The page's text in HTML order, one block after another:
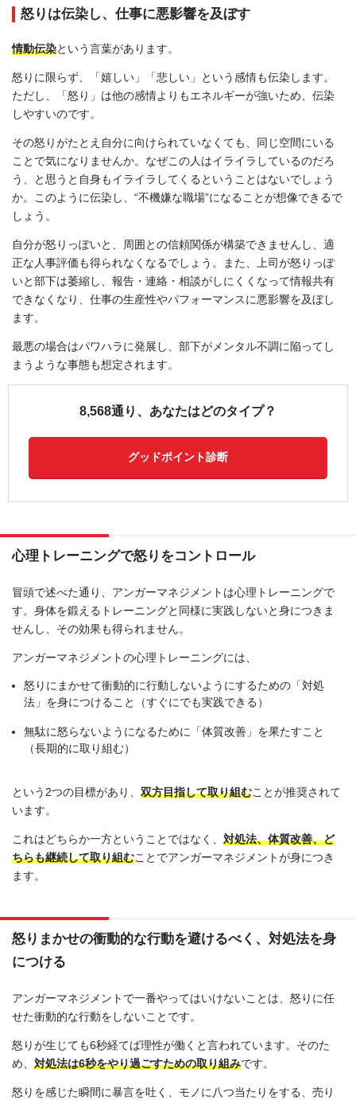
怒りは伝染し、仕事に悪影響を及ぼす
情動伝染という言葉があります。
怒りに限らず、「嬉しい」「悲しい」という感情も伝染します。
ただし、「怒り」は他の感情よりもエネルギーが強いため、伝染
しやすいのです。
その怒りがたとえ自分に向けられていなくても、同じ空間にいる
ことで気になりませんか。なぜこの人はイライラしているのだろ
う、と思うと自身もイライラしてくるということはないでしょう
か。このように伝染し、“不機嫌な職場”になることが想像できるで
しょう。
自分が怒りっぽいと、周囲との信頼関係が構築できませんし、適
正な人事評価も得られなくなるでしょう。また、上司が怒りっぽ
いと部下は萎縮し、報告・連絡・相談がしにくくなって情報共有
できなくなり、仕事の生産性やパフォーマンスに悪影響を及ぼし
ます。
最悪の場合はパワハラに発展し、部下がメンタル不調に陥ってし
まうような事態も想定されます。
8,568通り、あなたはどのタイプ？
グッドポイント診断
心理トレーニングで怒りをコントロール
冒頭で述べた通り、アンガーマネジメントは心理トレーニングで
す。身体を鍛えるトレーニングと同様に実践しないと身につきま
せんし、その効果も得られません。
アンガーマネジメントの心理トレーニングには、
怒りにまかせて衝動的に行動しないようにするための「対処
法」を身につけること（すぐにでも実践できる）
無駄に怒らないようになるために「体質改善」を果たすこと
（長期的に取り組む）
という2つの目標があり、 双方目指して取り組むことが推奨されて
います。
これはどちらか一方ということではなく、 対処法、体質改善、ど
ちらも継続して取り組むことでアンガーマネジメントが身につき
ます。
怒りまかせの衝動的な行動を避けるべく、対処法を身
につける
アンガーマネジメントで一番やってはいけないことは、怒りに任
せた衝動的な行動をしないことです。
怒りが生じても6秒経てば理性が働くと言われています。そのた
め、 対処法は6秒をやり過ごすための取り組みです。
怒りを感じた瞬間に暴言を吐く、モノに八つ当たりをする、売り